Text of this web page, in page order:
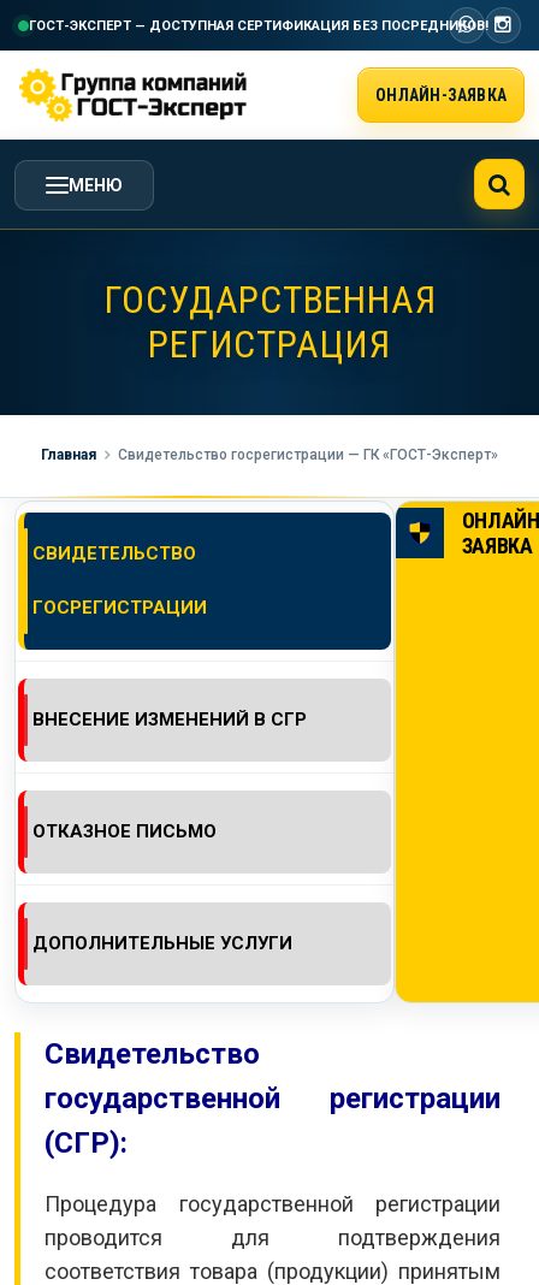
ГОСТ-ЭКСПЕРТ — ДОСТУПНАЯ СЕРТИФИКАЦИЯ БЕЗ ПОСРЕДНИКОВ!
ОНЛАЙН-ЗАЯВКА
МЕНЮ
УСЛУГИ ГК ГОСТ-ЭКСПЕРТ
СТОИМОСТЬ РАБОТ
НАША КОМПАНИЯ
КОНТАКТЫ
ГОСУДАРСТВЕННАЯ
РЕГИСТРАЦИЯ
Главная Свидетельство госрегистрации — ГК «ГОСТ-Эксперт»
СВИДЕТЕЛЬСТВО
ГОСРЕГИСТРАЦИИ
ВНЕСЕНИЕ ИЗМЕНЕНИЙ В СГР
ОТКАЗНОЕ ПИСЬМО
ДОПОЛНИТЕЛЬНЫЕ УСЛУГИ
ОНЛАЙН
ЗАЯВКА
Свидетельство
государственной регистрации
(СГР):
Процедура государственной регистрации
проводится для подтверждения
соответствия товара (продукции) принятым